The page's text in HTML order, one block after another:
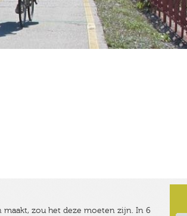
maakt, zou het deze moeten zijn. In 6